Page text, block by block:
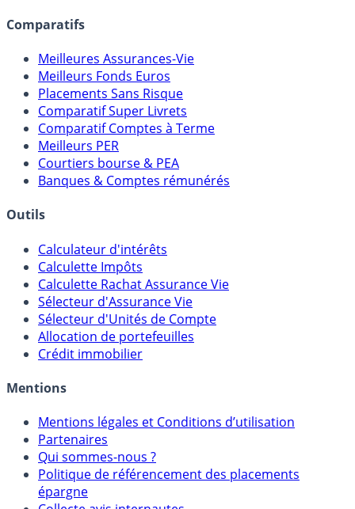
Comparatifs
Meilleures Assurances-Vie
Meilleurs Fonds Euros
Placements Sans Risque
Comparatif Super Livrets
Comparatif Comptes à Terme
Meilleurs PER
Courtiers bourse & PEA
Banques & Comptes rémunérés
Outils
Calculateur d'intérêts
Calculette Impôts
Calculette Rachat Assurance Vie
Sélecteur d'Assurance Vie
Sélecteur d'Unités de Compte
Allocation de portefeuilles
Crédit immobilier
Mentions
Mentions légales et Conditions d’utilisation
Partenaires
Qui sommes-nous ?
Politique de référencement des placements
épargne